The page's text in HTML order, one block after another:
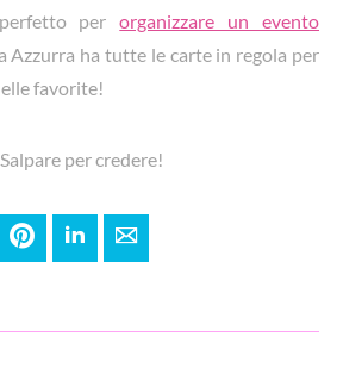
perorganizzare un evento
Azzurra ha tutte le carte in regola per
favorite!
per credere!
PinterestLinkedInE-mail